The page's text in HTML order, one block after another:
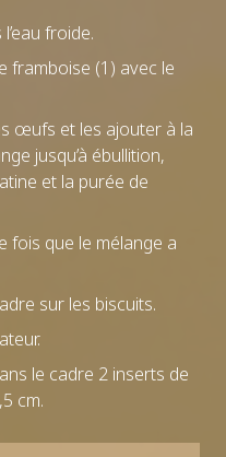
froide.
framboise (1) avec le
œufs et les ajouter à la
jusqu’à ébullition,
et la purée de
fois que le mélange a
sur les biscuits.
le cadre 2 inserts de
cm.